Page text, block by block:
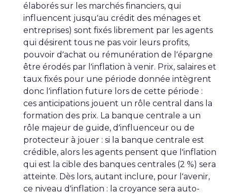
élaborés sur les marchés financiers, qui
influencent jusqu’au crédit des ménages et
entreprises) sont fixés librement par les agents
qui désirent tous ne pas voir leurs profits,
pouvoir d’achat ou rémunération de l’épargne
être érodés par l’inflation à venir. Prix, salaires et
taux fixés pour une période donnée intègrent
donc l’inflation future lors de cette période :
ces anticipations jouent un rôle central dans la
formation des prix. La banque centrale a un
rôle majeur de guide, d’influenceur ou de
protecteur à jouer : si la banque centrale est
crédible, alors les agents pensent que l’inflation
qui est la cible des banques centrales (2 %) sera
atteinte. Dès lors, autant inclure, pour l’avenir,
ce niveau d’inflation : la croyance sera auto-